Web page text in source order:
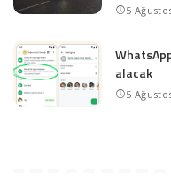
5
alacak
5